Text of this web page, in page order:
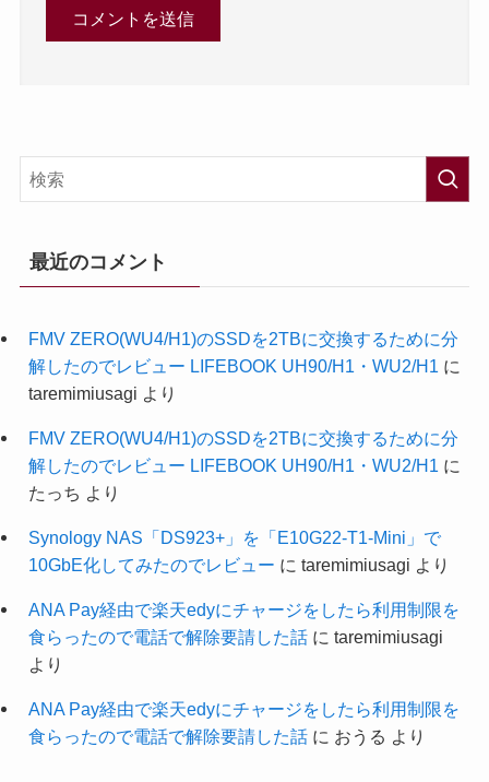
最近のコメント
FMV ZERO(WU4/H1)のSSDを2TBに交換するために分
解したのでレビュー LIFEBOOK UH90/H1・WU2/H1 に
taremimiusagi より
FMV ZERO(WU4/H1)のSSDを2TBに交換するために分
解したのでレビュー LIFEBOOK UH90/H1・WU2/H1 に
たっち より
Synology NAS「DS923+」を「E10G22-T1-Mini」で
10GbE化してみたのでレビュー に taremimiusagi より
ANA Pay経由で楽天edyにチャージをしたら利用制限を
食らったので電話で解除要請した話に taremimiusagi
より
ANA Pay経由で楽天edyにチャージをしたら利用制限を
食らったので電話で解除要請した話に おうる より